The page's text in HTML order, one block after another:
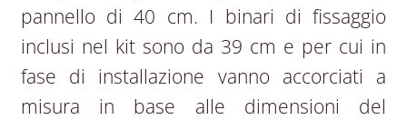
pannello di 40 cm. I binari di fissaggio
inclusi nel kit sono da 39 cm e per cui in
fase di installazione vanno accorciati a
misura in base alle dimensioni del